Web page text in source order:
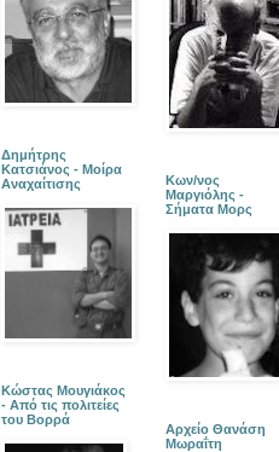
Δημήτρης
Κατσιάνος - Μοίρα
Αναχαίτισης
Κώστας Μουγιάκος
- Από τις πολιτείες
του Βορρά
Κων/νος
Μαργιόλης -
Σήματα Μορς
Αρχείο Θανάση
Μωραΐτη